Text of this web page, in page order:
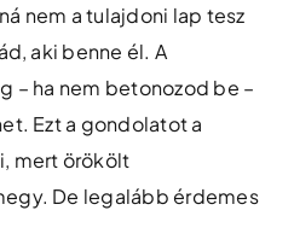
nem a tulajdoni lap tesz
aki benne él. A
– ha nem betonozod be –
Ezt a gondolatot a
mert örökölt
De legalább érdemes